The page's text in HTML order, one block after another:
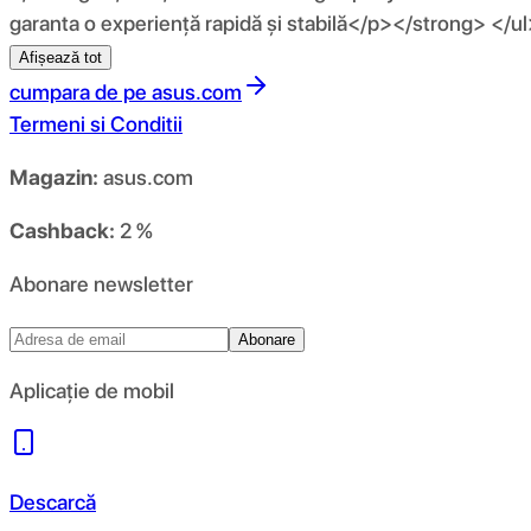
garanta o experiență rapidă și stabilă</p></strong> </
Afișează tot
cumpara de pe asus.com
Termeni si Conditii
Magazin: asus.com
Cashback: 2 %
Abonare newsletter
Abonare
Aplicație de mobil
Descarcă